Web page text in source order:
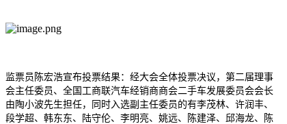
监票员陈宏浩宣布投票结果：经大会全体投票决议，第二届理事
会主任委员、全国工商联汽车经销商商会二手车发展委员会会长
由陶小波先生担任，同时入选副主任委员的有李茂林、许润丰、
段学超、韩东东、陆守伦、李明亮、姚远、陈建泽、邱海龙、陈